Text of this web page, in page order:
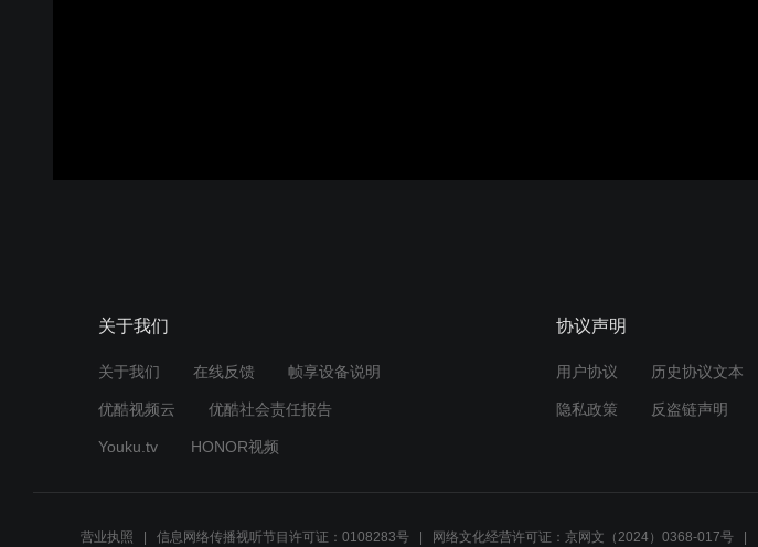
关于我们
关于我们 在线反馈 帧享设备说明
优酷视频云 优酷社会责任报告
Youku.tv HONOR视频
协议声明
用户协议 历史协议文本
隐私政策 反盗链声明
营业执照 信息网络传播视听节目许可证：0108283号 网络文化经营许可证：京网文（2024）0368-017号